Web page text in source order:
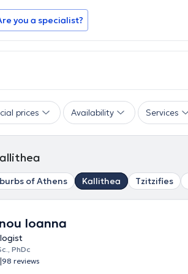
you a specialist?
prices Availability Services
of Athens Kallithea Tzitzifies
Ioanna
PhDc
|98 reviews